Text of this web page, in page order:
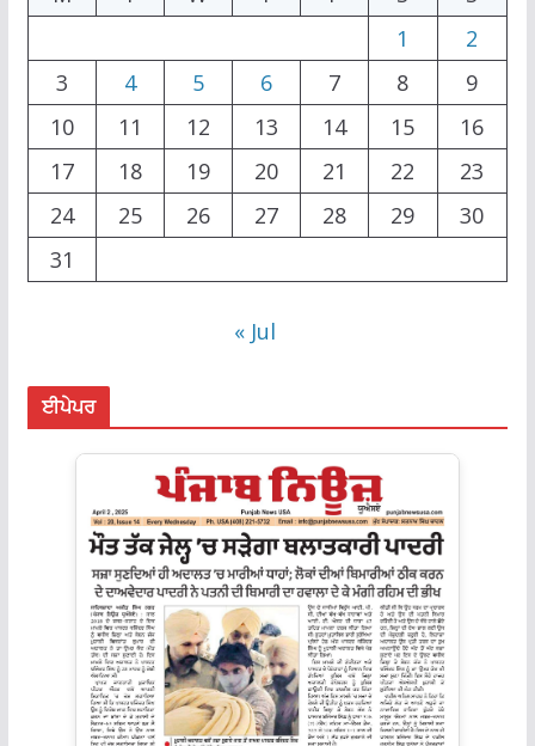
1
2
3
4 5 6 7 8
9
10
11 12 13 14 15
16
17
18 19 20 21 22
23
24
25 26 27 28 29
30
31
« Jul
ਈਪੇਪਰ